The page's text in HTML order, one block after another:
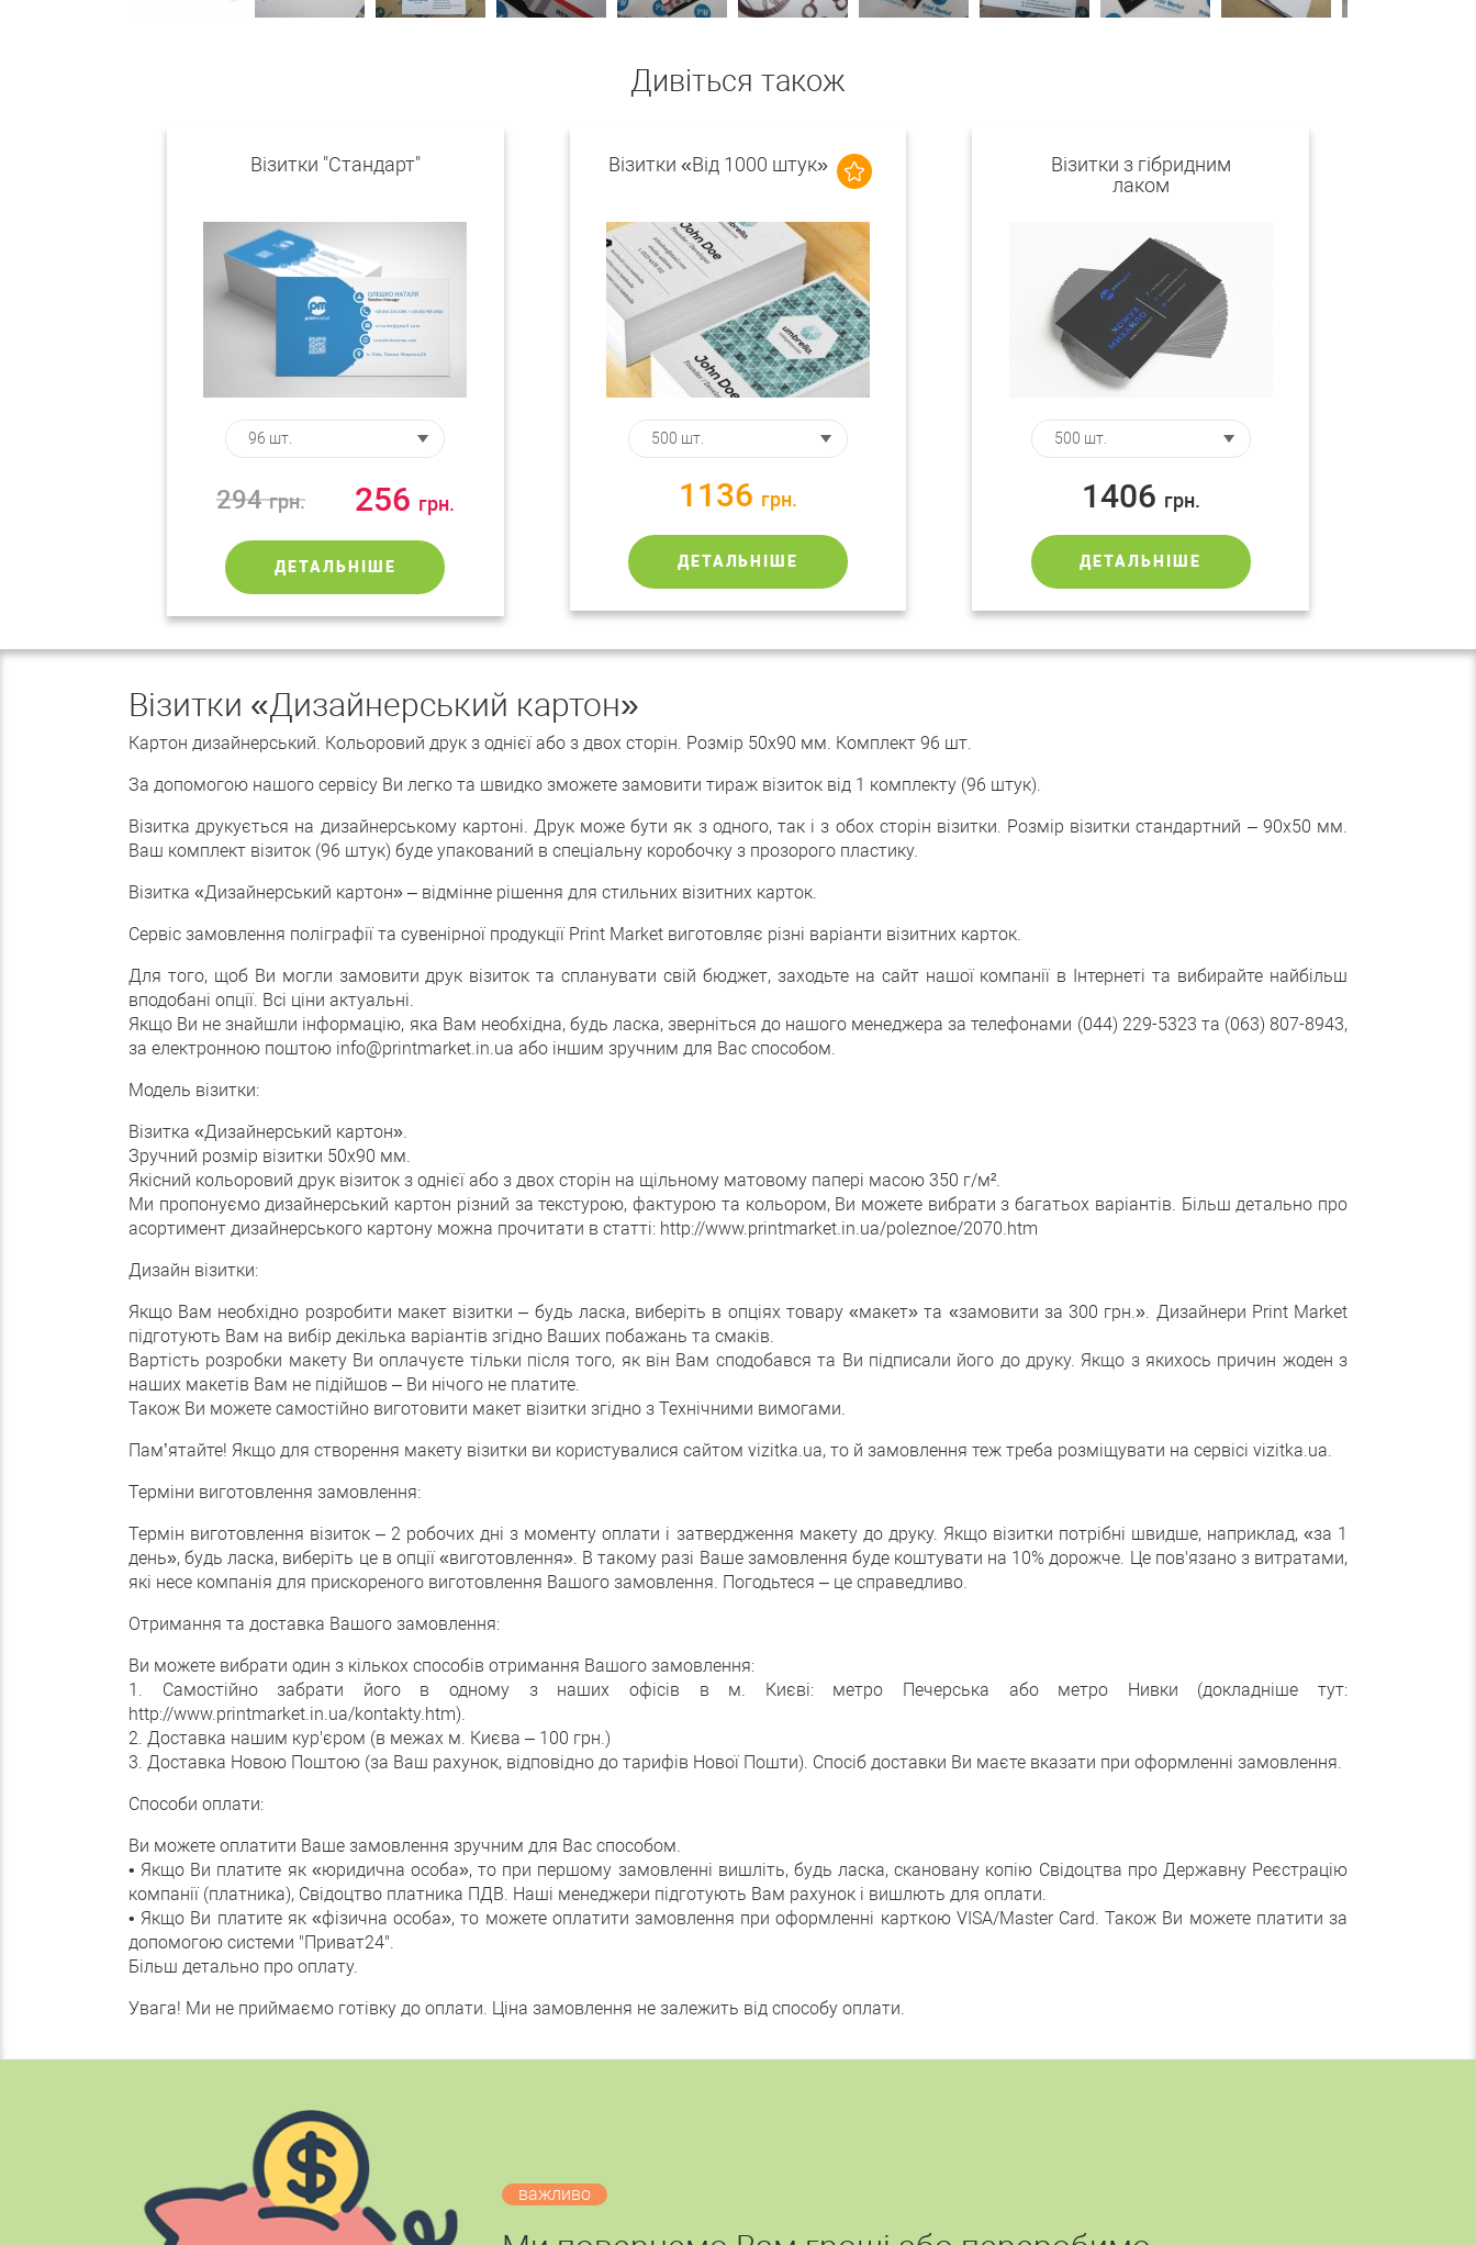
Дивіться також
Візитки "Стандарт"
294грн. 256 грн.
ДЕТАЛЬНІШЕ
Візитки «Від 1000 штук»
1136 грн.
ДЕТАЛЬНІШЕ
Візитки з гібридним
лаком
1406 грн.
ДЕТАЛЬНІШЕ
Візитки «Дизайнерський картон»
Картон дизайнерський. Кольоровий друк з однієї або з двох сторін. Розмір 50х90 мм. Комплект 96 шт.
За допомогою нашого сервісу Ви легко та швидко зможете замовити тираж візиток від 1 комплекту (96 штук).
Візитка друкується на дизайнерському картоні. Друк може бути як з одного, так і з обох сторін візитки. Розмір візитки стандартний – 90х50 мм.
Ваш комплект візиток (96 штук) буде упакований в спеціальну коробочку з прозорого пластику.
Візитка «Дизайнерський картон» – відмінне рішення для стильних візитних карток.
Сервіс замовлення поліграфії та сувенірної продукції Print Market виготовляє різні варіанти візитних карток.
Для того, щоб Ви могли замовити друк візиток та спланувати свій бюджет, заходьте на сайт нашої компанії в Інтернеті та вибирайте найбільш
вподобані опції. Всі ціни актуальні.
Якщо Ви не знайшли інформацію, яка Вам необхідна, будь ласка, зверніться до нашого менеджера за телефонами (044) 229-5323 та (063) 807-8943,
за електронною поштою info@printmarket.in.ua або іншим зручним для Вас способом.
Модель візитки:
Візитка «Дизайнерський картон».
Зручний розмір візитки 50х90 мм.
Якісний кольоровий друк візиток з однієї або з двох сторін на щільному матовому папері масою 350 г/м².
Ми пропонуємо дизайнерський картон різний за текстурою, фактурою та кольором, Ви можете вибрати з багатьох варіантів. Більш детально про
асортимент дизайнерського картону можна прочитати в статті: http://www.printmarket.in.ua/poleznoe/2070.htm
Дизайн візитки:
Якщо Вам необхідно розробити макет візитки – будь ласка, виберіть в опціях товару «макет» та «замовити за 300 грн.». Дизайнери Print Market
підготують Вам на вибір декілька варіантів згідно Ваших побажань та смаків.
Вартість розробки макету Ви оплачуєте тільки після того, як він Вам сподобався та Ви підписали його до друку. Якщо з якихось причин жоден з
наших макетів Вам не підійшов – Ви нічого не платите.
Також Ви можете самостійно виготовити макет візитки згідно з Технічними вимогами.
Пам’ятайте! Якщо для створення макету візитки ви користувалися сайтом vizitka.ua, то й замовлення теж треба розміщувати на сервісі vizitka.ua.
Терміни виготовлення замовлення:
Термін виготовлення візиток – 2 робочих дні з моменту оплати і затвердження макету до друку. Якщо візитки потрібні швидше, наприклад, «за 1
день», будь ласка, виберіть це в опції «виготовлення». В такому разі Ваше замовлення буде коштувати на 10% дорожче. Це пов'язано з витратами,
які несе компанія для прискореного виготовлення Вашого замовлення. Погодьтеся – це справедливо.
Отримання та доставка Вашого замовлення:
Ви можете вибрати один з кількох способів отримання Вашого замовлення:
1. Самостійно забрати його в одному з наших офісів в м. Києві: метро Печерська або метро Нивки (докладніше тут:
http://www.printmarket.in.ua/kontakty.htm).
2. Доставка нашим кур'єром (в межах м. Києва – 100 грн.)
3. Доставка Новою Поштою (за Ваш рахунок, відповідно до тарифів Нової Пошти). Спосіб доставки Ви маєте вказати при оформленні замовлення.
Способи оплати:
Ви можете оплатити Ваше замовлення зручним для Вас способом.
• Якщо Ви платите як «юридична особа», то при першому замовленні вишліть, будь ласка, скановану копію Свідоцтва про Державну Реєстрацію
компанії (платника), Свідоцтво платника ПДВ. Наші менеджери підготують Вам рахунок і вишлють для оплати.
• Якщо Ви платите як «фізична особа», то можете оплатити замовлення при оформленні карткою VISA/Master Card. Також Ви можете платити за
допомогою системи "Приват24".
Більш детально про оплату.
Увага! Ми не приймаємо готівку до оплати. Ціна замовлення не залежить від способу оплати.
важливо